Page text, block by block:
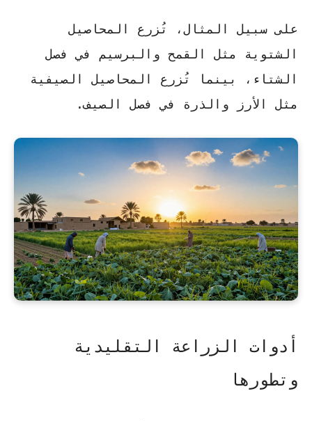
على سبيل المثال، تُزرع المحاصيل
الشتوية مثل القمح والبرسيم في فصل
الشتاء، بينما تُزرع المحاصيل الصيفية
مثل الأرز والذرة في فصل الصيف.
أدوات الزراعة التقليدية
وتطورها